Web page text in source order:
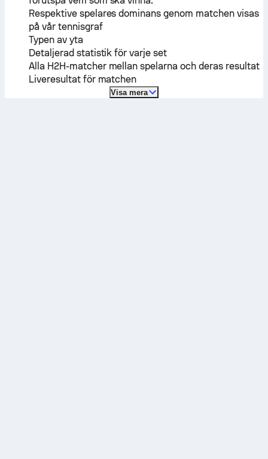
Respektive spelares dominans genom matchen visas
på vår tennisgraf
Typen av yta
Detaljerad statistik för varje set
Alla H2H-matcher mellan spelarna och deras resultat
Liveresultat för matchen
Visa mera